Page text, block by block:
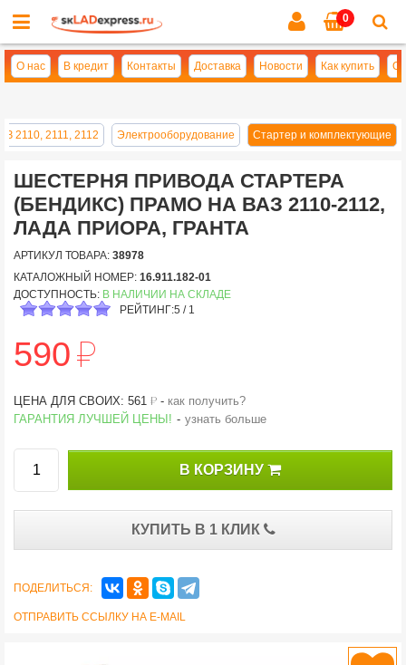
0
О нас В кредит Контакты Доставка Новости Как купить
2110, 2111, 2112 Электрооборудование Стартер и комплектующие
ШЕСТЕРНЯ ПРИВОДА СТАРТЕРА
(БЕНДИКС) ПРАМО НА ВАЗ 2110-2112,
ЛАДА ПРИОРА, ГРАНТА
АРТИКУЛ ТОВАРА: 38978
КАТАЛОЖНЫЙ НОМЕР: 16.911.182-01
ДОСТУПНОСТЬ: В НАЛИЧИИ НА СКЛАДЕ
РЕЙТИНГ:5 / 1
590й
ЦЕНА ДЛЯ СВОИХ: 561 й - как получить?
ГАРАНТИЯ ЛУЧШЕЙ ЦЕНЫ! - узнать больше
В КОРЗИНУ
КУПИТЬ В 1 КЛИК
ПОДЕЛИТЬСЯ:
ОТПРАВИТЬ ССЫЛКУ НА E-MAIL